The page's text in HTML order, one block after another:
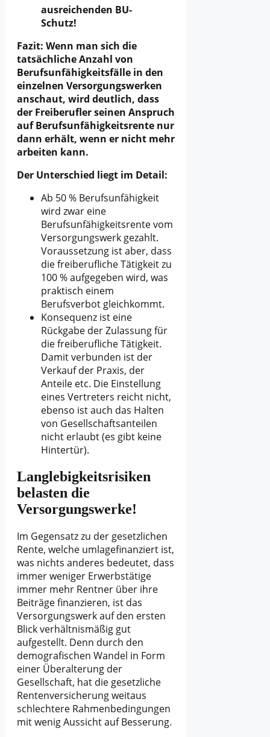
ausreichenden BU-
Schutz!
Fazit: Wenn man sich die
tatsächliche Anzahl von
Berufsunfähigkeitsfälle in den
einzelnen Versorgungswerken
anschaut, wird deutlich, dass
der Freiberufler seinen Anspruch
auf Berufsunfähigkeitsrente nur
dann erhält, wenn er nicht mehr
arbeiten kann.
Der Unterschied liegt im Detail:
Ab 50 % Berufsunfähigkeit
wird zwar eine
Berufsunfähigkeitsrente vom
Versorgungswerk gezahlt.
Voraussetzung ist aber, dass
die freiberufliche Tätigkeit zu
100 % aufgegeben wird, was
praktisch einem
Berufsverbot gleichkommt.
Konsequenz ist eine
Rückgabe der Zulassung für
die freiberufliche Tätigkeit.
Damit verbunden ist der
Verkauf der Praxis, der
Anteile etc. Die Einstellung
eines Vertreters reicht nicht,
ebenso ist auch das Halten
von Gesellschaftsanteilen
nicht erlaubt (es gibt keine
Hintertür).
Langlebigkeitsrisiken
belasten die
Versorgungswerke!
Im Gegensatz zu der gesetzlichen
Rente, welche umlagefinanziert ist,
was nichts anderes bedeutet, dass
immer weniger Erwerbstätige
immer mehr Rentner über ihre
Beiträge finanzieren, ist das
Versorgungswerk auf den ersten
Blick verhältnismäßig gut
aufgestellt. Denn durch den
demografischen Wandel in Form
einer Überalterung der
Gesellschaft, hat die gesetzliche
Rentenversicherung weitaus
schlechtere Rahmenbedingungen
mit wenig Aussicht auf Besserung.